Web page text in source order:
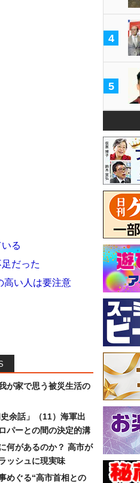
る
だった
高い人は要注意
が家で思う被災生活の
余話」（11）海軍出
パーとの間の決定的溝
何があるのか？ 高市が
ッシュに現実味
めぐる“高市首相との
4
5